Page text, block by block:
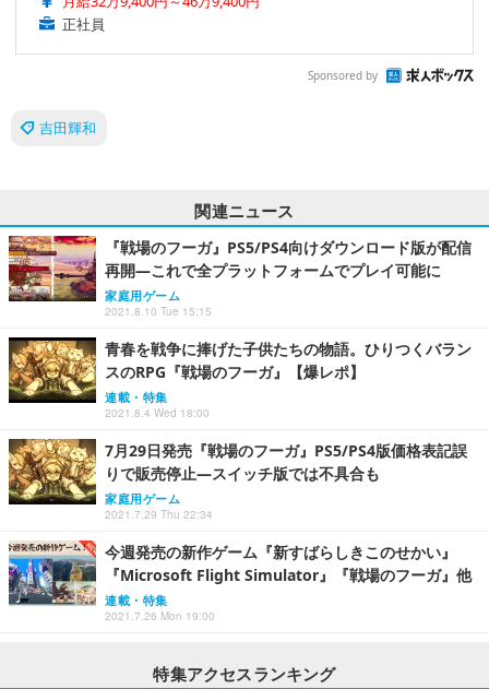
正社員
Sponsored by
吉田輝和
関連ニュース
『戦場のフーガ』PS5/PS4向けダウンロード版が配信
再開―これで全プラットフォームでプレイ可能に
家庭用ゲーム
2021.8.10 Tue 15:15
青春を戦争に捧げた子供たちの物語。ひりつくバラン
スのRPG『戦場のフーガ』【爆レポ】
連載・特集
2021.8.4 Wed 18:00
7月29日発売『戦場のフーガ』PS5/PS4版価格表記誤
りで販売停止―スイッチ版では不具合も
家庭用ゲーム
2021.7.29 Thu 22:34
今週発売の新作ゲーム『新すばらしきこのせかい』
『Microsoft Flight Simulator』『戦場のフーガ』他
連載・特集
2021.7.26 Mon 19:00
特集アクセスランキング